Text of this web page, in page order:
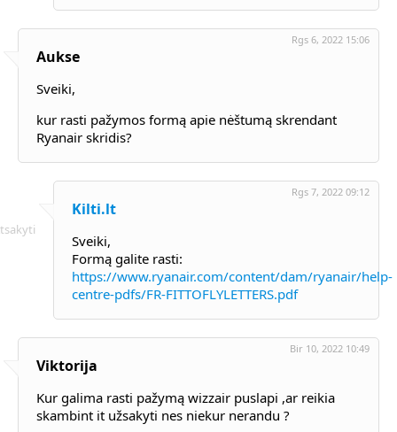
Aukse
Rgs 6, 2022 15:06
Sveiki,
kur rasti pažymos formą apie nėštumą skrendant
Ryanair skridis?
Kilti.lt
Rgs 7, 2022 09:12
Sveiki,
Formą galite rasti:
https://www.ryanair.com/content/dam/ryanair/help-
centre-pdfs/FR-FITTOFLYLETTERS.pdf
Viktorija
Bir 10, 2022 10:49
Kur galima rasti pažymą wizzair puslapi ,ar reikia
skambint it užsakyti nes niekur nerandu ?